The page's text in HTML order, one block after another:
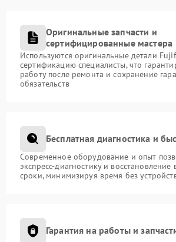
Оригинальные запчасти и
сертифицированные мастера
Используются оригинальные детали
сертификацию специалисты, что
работу после ремонта и сохранение
обязательств
Бесплатная диагностика и
Современное оборудование и опыт
экспресс-диагностику и
сроки, минимизируя время без
Гарантия на работы и